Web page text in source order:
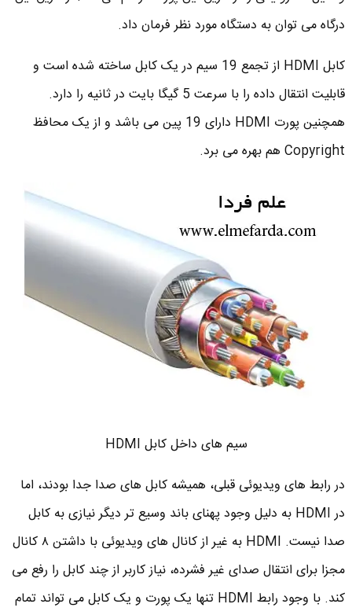
درگاه می توان به دستگاه مورد نظر فرمان داد.
کابل HDMI از تجمع 19 سیم در یک کابل ساخته شده است و
قابلیت انتقال داده را با سرعت 5 گیگا بایت در ثانیه را دارد.
همچنین پورت HDMI دارای 19 پین می باشد و از یک محافظ
Copyright هم بهره می برد.
سیم های داخل کابل HDMI
در رابط های ویدیوئی قبلی، همیشه کابل های صدا جدا بودند، اما
در HDMI به دلیل وجود پهنای باند وسیع تر دیگر نیازی به کابل
صدا نیست. HDMI به غیر از کانال های ویدیوئی با داشتن ۸ کانال
مجزا برای انتقال صدای غیر فشرده، نیاز کاربر از چند کابل را رفع می
کند. با وجود رابط HDMI تنها یک پورت و یک کابل می تواند تمام